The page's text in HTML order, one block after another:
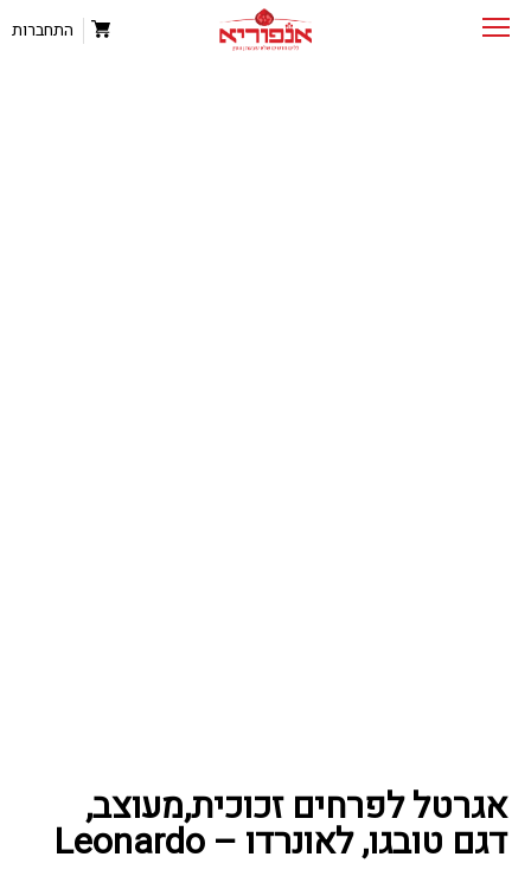
התחברות
אגרטל לפרחים זכוכית,מעוצב,
דגם טובגו, לאונרדו – Leonardo